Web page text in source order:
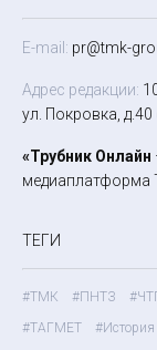
E-mail: pr@tmk-
Адрес редакции:
ул. Покровка, д.40
«Трубник Онлайн
медиаплатформа
ТЕГИ
#ТМК #ПНТЗ
#ТАГМЕТ
#История